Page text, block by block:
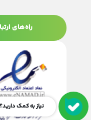
راه‌های
نیاز به کمک